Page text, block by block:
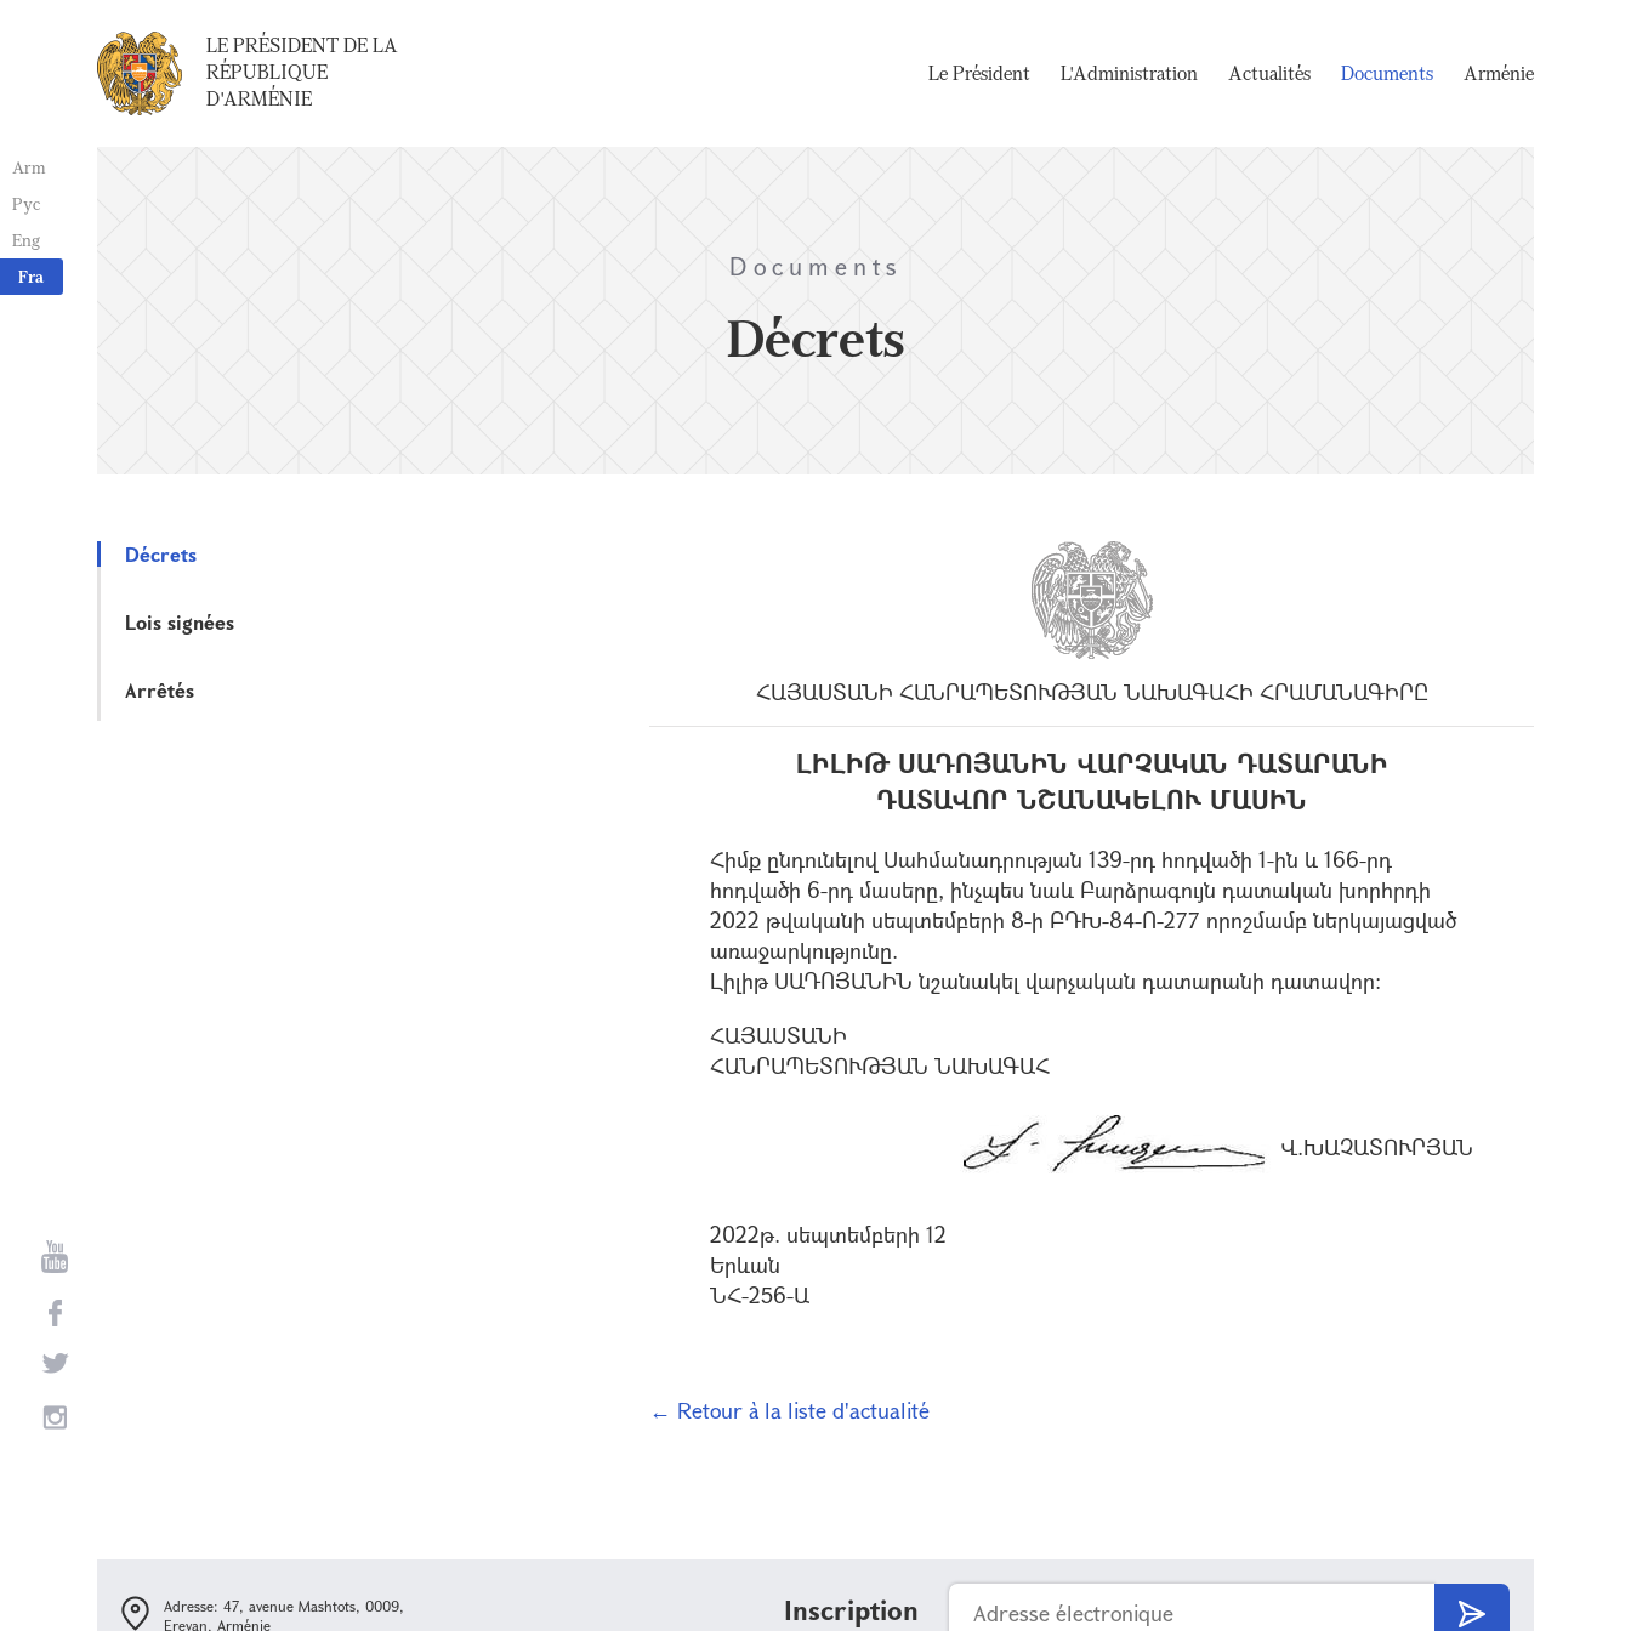
Arm
Рус
Eng
Fra
LE PRÉSIDENT DE LA
RÉPUBLIQUE
D'ARMÉNIE
Le Président L'Administration Actualités Documents Arménie
Documents
Décrets
Décrets
Lois signées
Arrêtés ՀԱՅԱՍՏԱՆԻ ՀԱՆՐԱՊԵՏՈՒԹՅԱՆ ՆԱԽԱԳԱՀԻ ՀՐԱՄԱՆԱԳԻՐԸ
ԼԻԼԻԹ ՍԱԴՈՅԱՆԻՆ ՎԱՐՉԱԿԱՆ ԴԱՏԱՐԱՆԻ
ԴԱՏԱՎՈՐ ՆՇԱՆԱԿԵԼՈՒ ՄԱՍԻՆ
Հիմք ընդունելով Սահմանադրության 139-րդ հոդվածի 1-ին և 166-րդ
հոդվածի 6-րդ մասերը, ինչպես նաև Բարձրագույն դատական խորհրդի
2022 թվականի սեպտեմբերի 8-ի ԲԴԽ-84-Ո-277 որոշմամբ ներկայացված
առաջարկությունը.
Լիլիթ ՍԱԴՈՅԱՆԻՆ նշանակել վարչական դատարանի դատավոր:
ՀԱՅԱՍՏԱՆԻ
ՀԱՆՐԱՊԵՏՈՒԹՅԱՆ ՆԱԽԱԳԱՀ
Վ.ԽԱՉԱՏՈՒՐՅԱՆ
2022թ. սեպտեմբերի 12
Երևան
ՆՀ-256-Ա
← Retour à la liste d'actualité
Inscription
Adresse: 47, avenue Mashtots, 0009,
Erevan, Arménie